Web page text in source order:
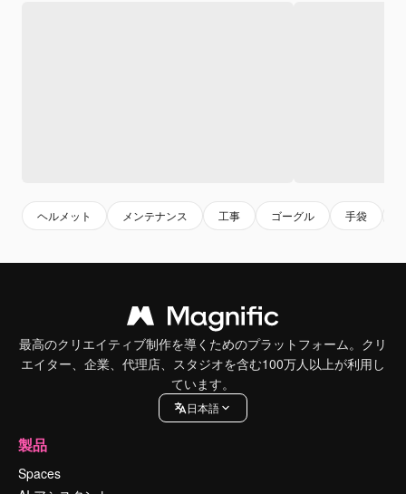
ヘルメット メンテナンス 工事 ゴーグル 手袋
最高のクリエイティブ制作を導くためのプラットフォーム。クリ
エイター、企業、代理店、スタジオを含む100万人以上が利用し
ています。
日本語
製品
Spaces